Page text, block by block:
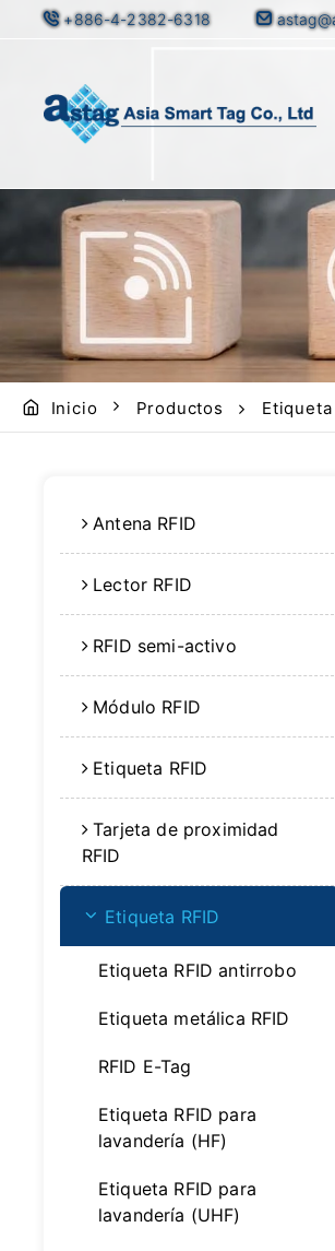
+886-4-2382-6318
Inicio Productos Etiqueta
Antena RFID
Lector RFID
RFID semi-activo
Módulo RFID
Etiqueta RFID
Tarjeta de proximidad
RFID
Etiqueta RFID
Etiqueta RFID antirrobo
Etiqueta metálica RFID
RFID E-Tag
Etiqueta RFID para
lavandería (HF)
Etiqueta RFID para
lavandería (UHF)